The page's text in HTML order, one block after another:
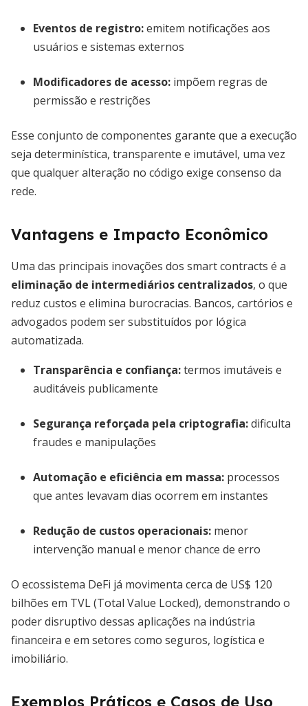
Eventos de registro:emitem notificações aos
usuários e sistemas externos
Modificadores de acesso: impõem regras de
permissão e restrições
Esse conjunto de componentes garante que a execução
seja determinística, transparente e imutável, uma vez
que qualquer alteração no código exige consenso da
rede.
Vantagens e Impacto Econômico
Uma das principais inovações dos smart contracts é a
eliminação de intermediários centralizados, o que
reduz custos e elimina burocracias. Bancos, cartórios e
advogados podem ser substituídos por lógica
automatizada.
Transparência e confiança:termos imutáveis e
auditáveis publicamente
Segurança reforçada pela criptografia:dificulta
fraudes e manipulações
Automação e eficiência em massa: processos
que antes levavam dias ocorrem em instantes
Redução de custos operacionais: menor
intervenção manual e menor chance de erro
O ecossistema DeFi já movimenta cerca de US$ 120
bilhões em TVL (Total Value Locked), demonstrando o
poder disruptivo dessas aplicações na indústria
financeira e em setores como seguros, logística e
imobiliário.
Exemplos Práticos e Casos de Uso